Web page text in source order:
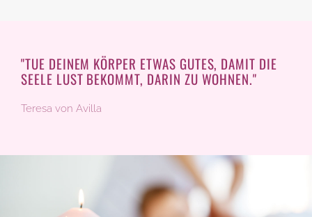
"TUE DEINEM KÖRPER ETWAS GUTES, DAMIT DIE
SEELE LUST BEKOMMT, DARIN ZU WOHNEN."
Teresa von Avilla